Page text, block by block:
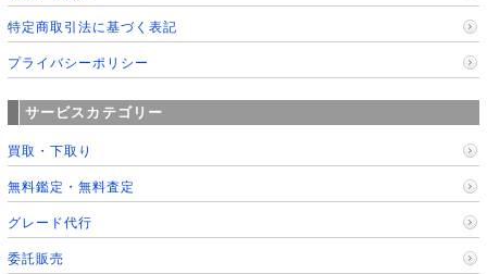
特定商取引法に基づく表記
プライバシーポリシー
サービスカテゴリー
買取・下取り
無料鑑定・無料査定
グレード代行
委託販売